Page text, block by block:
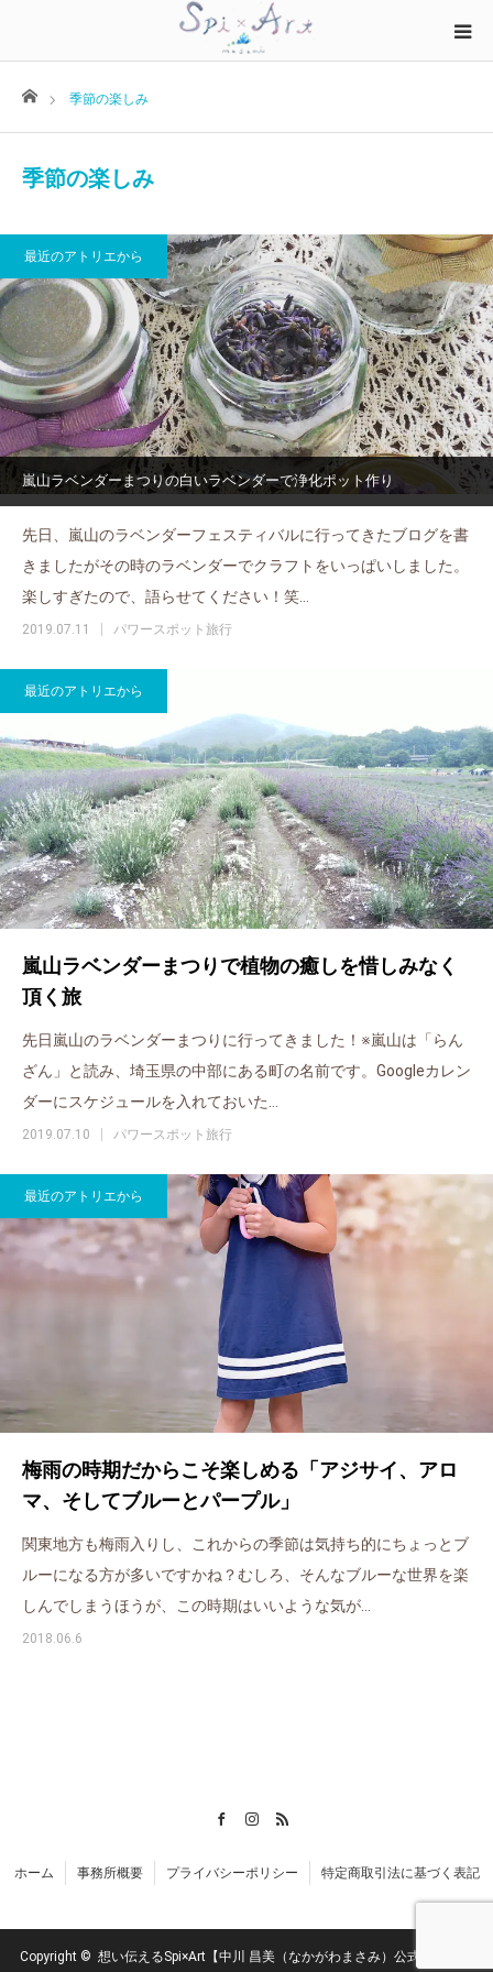
ホーム季節の楽しみ
季節の楽しみ
最近のアトリエから
嵐山ラベンダーまつりの白いラベンダーで浄化ポット作り
先日、嵐山のラベンダーフェスティバルに行ってきたブログを書
きましたがその時のラベンダーでクラフトをいっぱいしました。
楽しすぎたので、語らせてください！笑…
2019.07.11 パワースポット旅行
最近のアトリエから
嵐山ラベンダーまつりで植物の癒しを惜しみなく
頂く旅
先日嵐山のラベンダーまつりに行ってきました！※嵐山は「らん
ざん」と読み、埼玉県の中部にある町の名前です。Googleカレン
ダーにスケジュールを入れておいた…
2019.07.10 パワースポット旅行
最近のアトリエから
梅雨の時期だからこそ楽しめる「アジサイ、アロ
マ、そしてブルーとパープル」
関東地方も梅雨入りし、これからの季節は気持ち的にちょっとブ
ルーになる方が多いですかね？むしろ、そんなブルーな世界を楽
しんでしまうほうが、この時期はいいような気が…
2018.06.6
ホーム 事務所概要 プライバシーポリシー 特定商取引法に基づく表記
Copyright © 想い伝えるSpi×Art【中川 昌美（なかがわまさみ）公式サイト】